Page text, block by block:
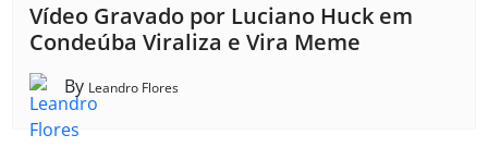
Vídeo Gravado por Luciano Huck em
Condeúba Viraliza e Vira Meme
By Leandro Flores